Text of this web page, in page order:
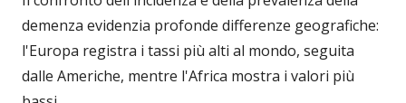
demenza evidenzia profonde differenze geografiche:
l'Europa registra i tassi più alti al mondo, seguita
dalle Americhe, mentre l'Africa mostra i valori più